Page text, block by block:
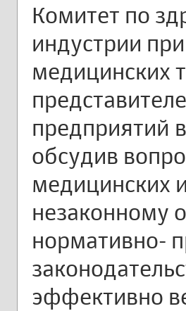
Комитет по
индустрии
медицинских
предприятий
обсудив
медицинских
незаконному
нормативно-
эффективно